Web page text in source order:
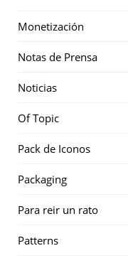
Monetización
Notas de Prensa
Noticias
Of Topic
Pack de Iconos
Packaging
Para reir un rato
Patterns